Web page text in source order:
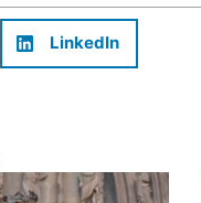
LinkedIn